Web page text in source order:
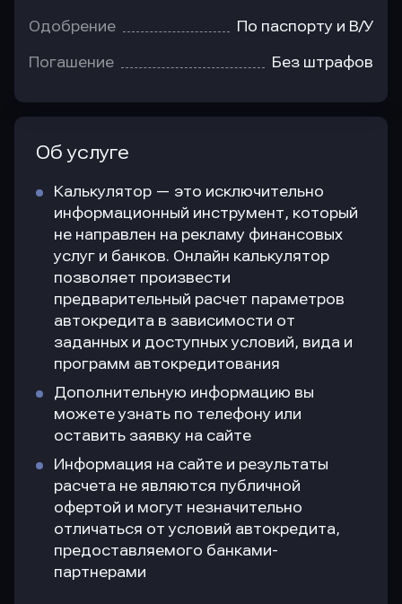
Одобрение По паспорту и В/У
Погашение Без штрафов
Об услуге
Калькулятор — это исключительно
информационный инструмент, который
не направлен на рекламу финансовых
услуг и банков. Онлайн калькулятор
позволяет произвести
предварительный расчет параметров
автокредита в зависимости от
заданных и доступных условий, вида и
программ автокредитования
Дополнительную информацию вы
можете узнать по телефону или
оставить заявку на сайте
Информация на сайте и результаты
расчета не являются публичной
офертой и могут незначительно
отличаться от условий автокредита,
предоставляемого банками-
партнерами